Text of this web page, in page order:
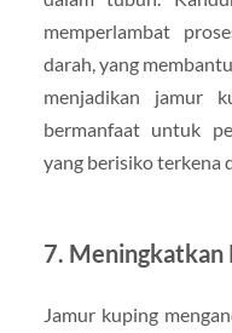
memperlambat
darah, yang
menjadikan jamur
bermanfaat untuk
yang berisiko terkena
7. Meningkatkan
Jamur kuping